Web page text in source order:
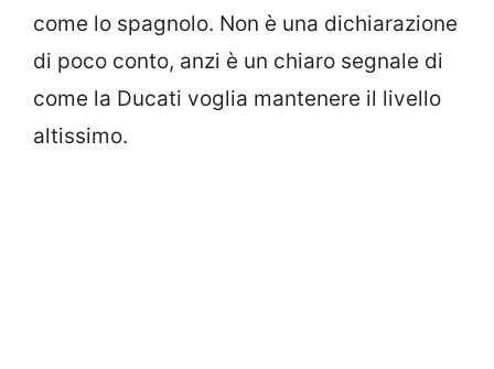
come lo spagnolo. Non è una dichiarazione
di poco conto, anzi è un chiaro segnale di
come la Ducati voglia mantenere il livello
altissimo.